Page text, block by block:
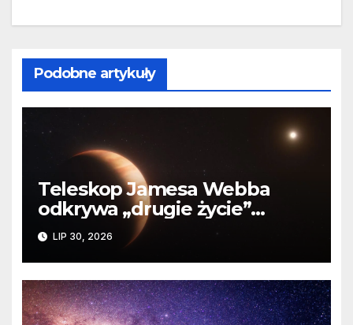
Podobne artykuły
Teleskop Jamesa Webba
odkrywa „drugie życie”
planety krążącej wokół
martwej gwiazdy
LIP 30, 2026